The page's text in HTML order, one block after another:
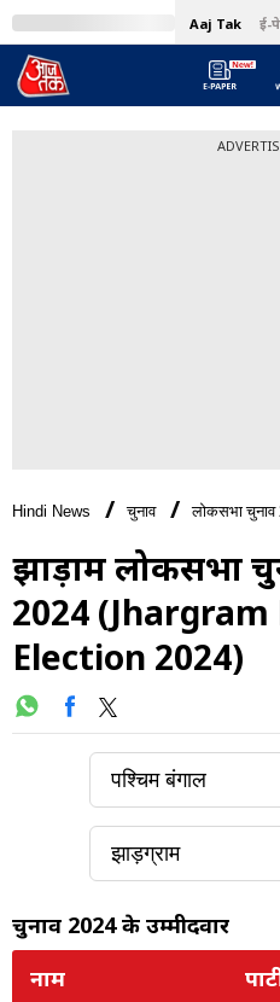
Aaj Tak ई-
Hindi News चुनाव लोकसभा चुनाव
झाड़ग्राम लोकसभा
2024 (Jhargram
Election 2024)
चुनाव 2024 के उम्मीदवार
नाम
पार्टी